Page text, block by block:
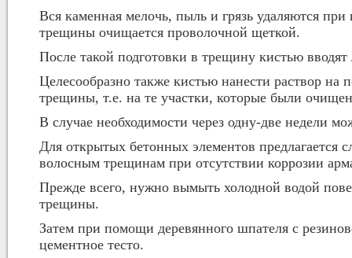
Вся каменная мелочь, пыль и грязь удаляются
трещины очищается проволочной щеткой.
После такой подготовки в трещину кистью вводят
Целесообразно также кистью нанести раствор
трещины, т.е. на те участки, которые были
В случае необходимости через одну-две недели
Для открытых бетонных элементов
волосным трещинам при отсутствии коррозии
Прежде всего, нужно вымыть холодной водой
трещины.
Затем при помощи деревянного шпателя с
цементное тесто.